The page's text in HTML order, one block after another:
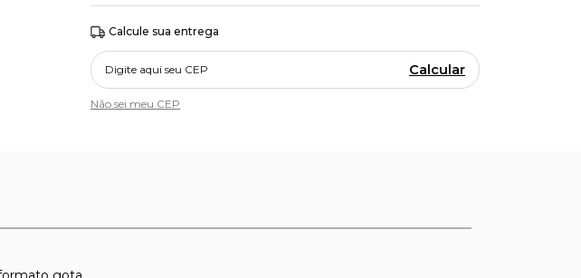
Calcule sua entrega
Calcular
Não sei meu CEP